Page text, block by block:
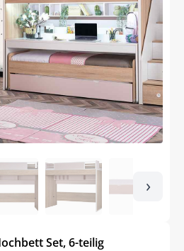
›
Set, 6-teilig